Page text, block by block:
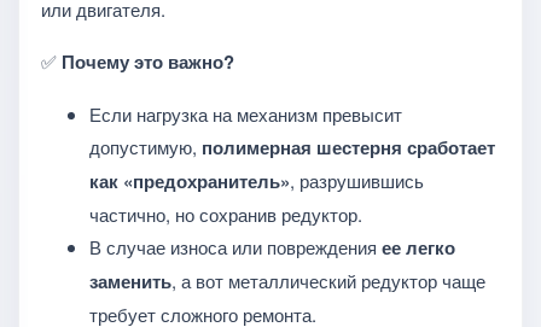
или двигателя.
✅ Почему это важно?
Если нагрузка на механизм превысит
допустимую, полимерная шестерня сработает
как «предохранитель», разрушившись
частично, но сохранив редуктор.
В случае износа или повреждения ее легко
заменить, а вот металлический редуктор чаще
требует сложного ремонта.